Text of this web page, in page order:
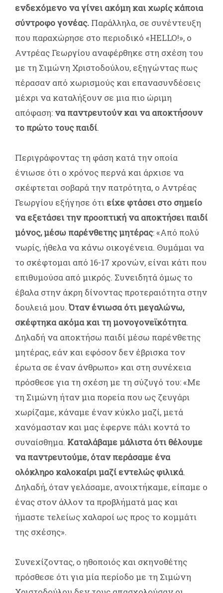
ενδεχόμενο να γίνει ακόμη και χωρίς κάποια
σύντροφο γονέας. Παράλληλα, σε συνέντευξη
που παραχώρησε στο περιοδικό «HELLO!», ο
Αντρέας Γεωργίου αναφέρθηκε στη σχέση του
με τη Σιμώνη Χριστοδούλου, εξηγώντας πως
πέρασαν από χωρισμούς και επανασυνδέσεις
μέχρι να καταλήξουν σε μια πιο ώριμη
απόφαση: να παντρευτούν και να αποκτήσουν
το πρώτο τους παιδί.
Περιγράφοντας τη φάση κατά την οποία
ένιωσε ότι ο χρόνος περνά και άρχισε να
σκέφτεται σοβαρά την πατρότητα, ο Αντρέας
Γεωργίου εξήγησε ότι είχε φτάσει στο σημείο
να εξετάσει την προοπτική να αποκτήσει παιδί
μόνος, μέσω παρένθετης μητέρας: «Από πολύ
νωρίς, ήθελα να κάνω οικογένεια. Θυμάμαι να
το σκέφτομαι από 16-17 χρονών, είναι κάτι που
επιθυμούσα από μικρός. Συνειδητά όμως το
έβαλα στην άκρη δίνοντας προτεραιότητα στην
δουλειά μου. Όταν ένιωσα ότι μεγαλώνω,
σκέφτηκα ακόμα και τη μονογονεϊκότητα.
Δηλαδή να αποκτήσω παιδί μέσω παρένθετης
μητέρας, εάν και εφόσον δεν έβρισκα τον
έρωτα σε έναν άνθρωπο» και στη συνέχεια
πρόσθεσε για τη σχέση με τη σύζυγό του: «Με
τη Σιμώνη ήταν μια πορεία που ως ζευγάρι
χωρίζαμε, κάναμε έναν κύκλο μαζί, μετά
χανόμασταν και μας έφερνε πάλι κοντά το
συναίσθημα. Καταλάβαμε μάλιστα ότι θέλουμε
να παντρευτούμε, όταν περάσαμε ένα
ολόκληρο καλοκαίρι μαζί εντελώς φιλικά.
Δηλαδή, όταν γελάσαμε, ανοιχτήκαμε, είπαμε ο
ένας στον άλλον τα προβλήματά μας και
ήμαστε τελείως χαλαροί ως προς το κομμάτι
της σχέσης».
Συνεχίζοντας, ο ηθοποιός και σκηνοθέτης
πρόσθεσε ότι για μία περίοδο με τη Σιμώνη